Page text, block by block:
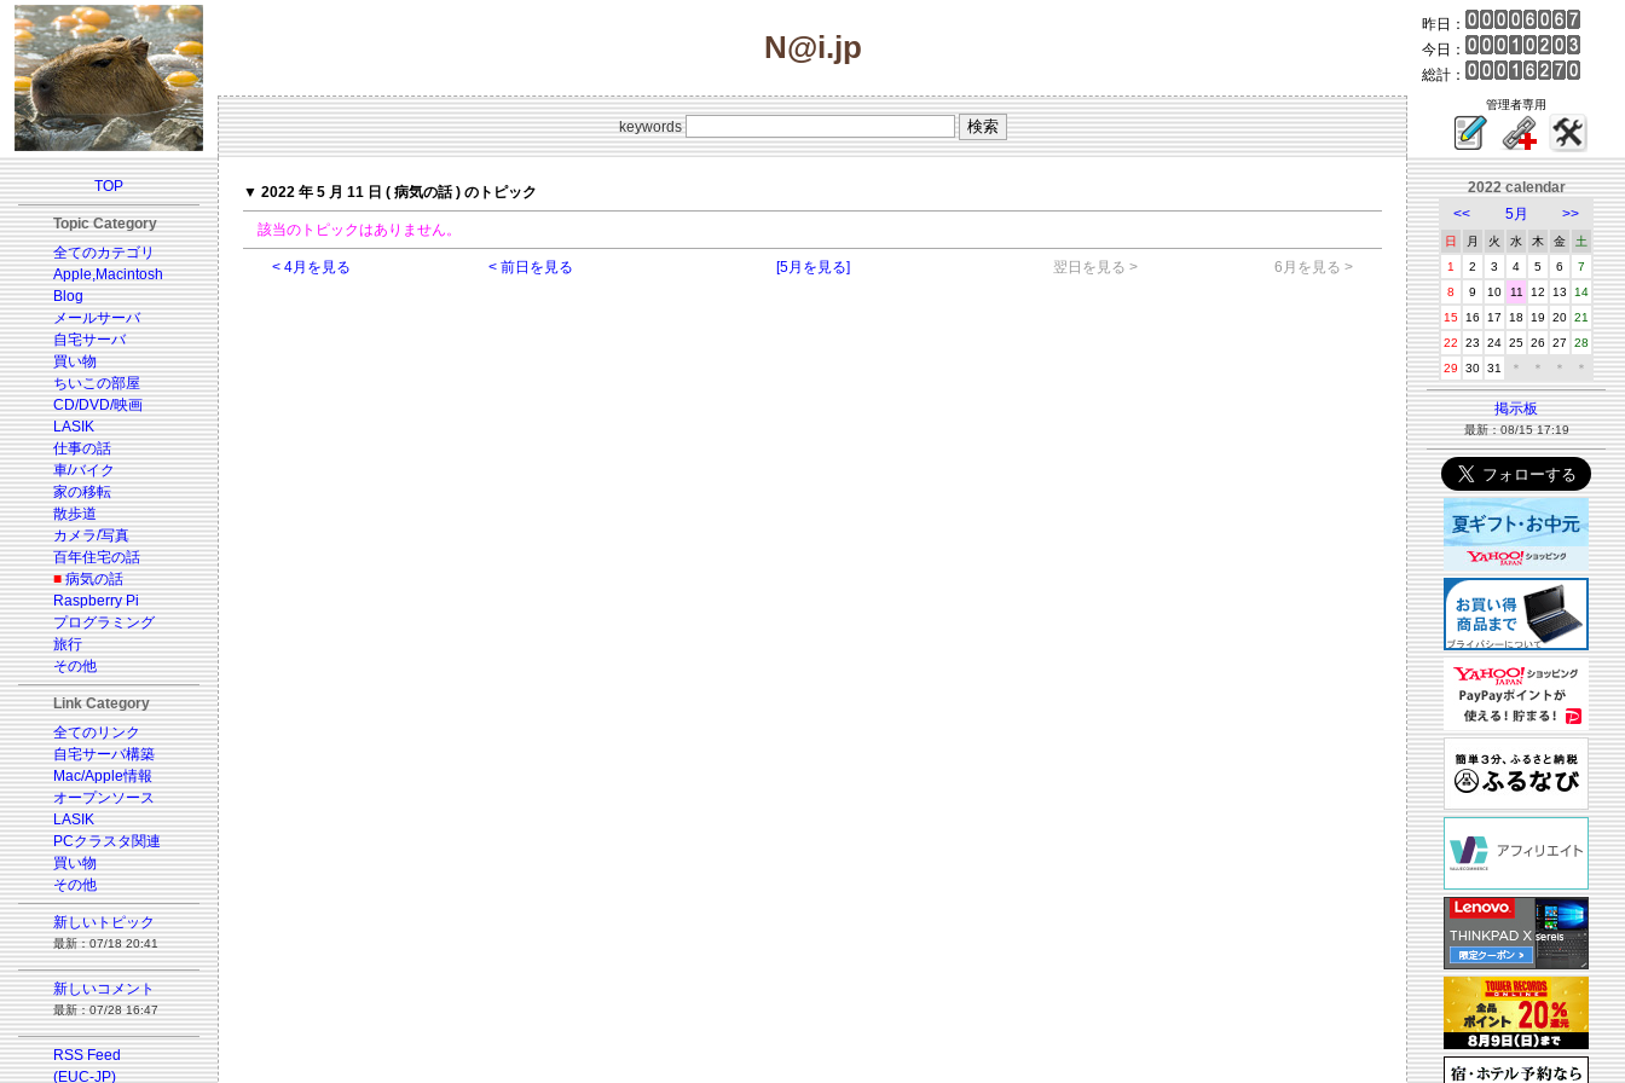
N@i.jp
昨日：
今日：
総計：
keywords
管理者専用
TOP
Topic Category
全てのカテゴリ
Apple,Macintosh
Blog
メールサーバ
自宅サーバ
買い物
ちいこの部屋
CD/DVD/映画
LASIK
仕事の話
車/バイク
家の移転
散歩道
カメラ/写真
百年住宅の話
■ 病気の話
Raspberry Pi
プログラミング
旅行
その他
Link Category
全てのリンク
自宅サーバ構築
Mac/Apple情報
オープンソース
LASIK
PCクラスタ関連
買い物
その他
新しいトピック
最新：07/18 20:41
新しいコメント
最新：07/28 16:47
RSS Feed
(EUC-JP)
▼ 2022 年 5 月 11 日 ( 病気の話 ) のトピック
該当のトピックはありません。
< 4月を見る < 前日を見る [5月を見る] 翌日を見る > 6月を見る >
2022 calendar
<<
5月 >>
日 月 火 水 木 金
土
1
2 3 4 5 6
7
8
9 10 11 12 13
14
15
16 17 18 19 20 21
22
23 24 25 26 27
28
29
30 31 ＊ ＊ ＊ ＊
掲示板
最新：08/15 17:19